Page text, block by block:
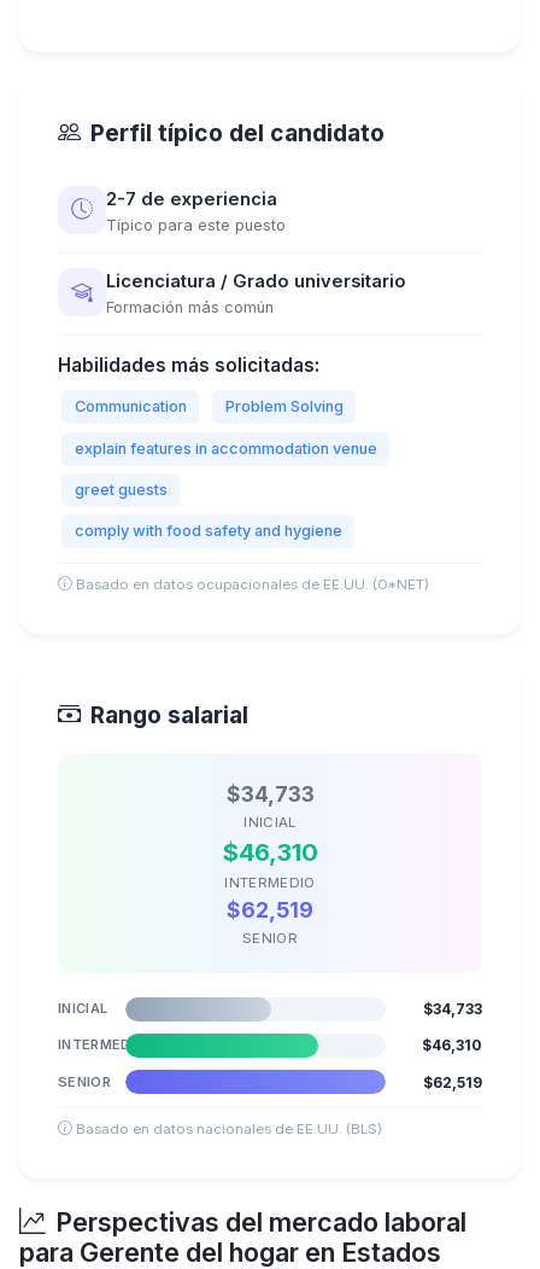
Perfil típico del candidato
2-7 de experiencia
Típico para este puesto
Licenciatura / Grado universitario
Formación más común
Habilidades más solicitadas:
Communication Problem Solving
explain features in accommodation venue
greet guests
comply with food safety and hygiene
Basado en datos ocupacionales de EE.UU. (O*NET)
Rango salarial
$34,733
INICIAL
$46,310
INTERMEDIO
$62,519
SENIOR
INICIAL $34,733
INTERMEDIO $46,310
SENIOR $62,519
Basado en datos nacionales de EE.UU. (BLS)
Perspectivas del mercado laboral
para Gerente del hogar en Estados